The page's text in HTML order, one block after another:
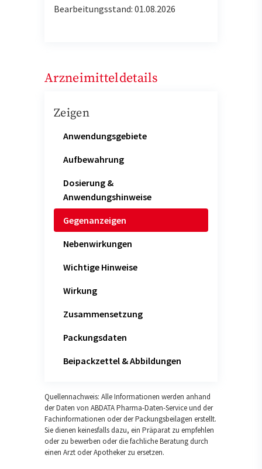
Bearbeitungsstand: 01.08.2026
Arzneimitteldetails
Zeigen
Anwendungsgebiete
Aufbewahrung
Dosierung &
Anwendungshinweise
Gegenanzeigen
Nebenwirkungen
Wichtige Hinweise
Wirkung
Zusammensetzung
Packungsdaten
Beipackzettel & Abbildungen
Quellennachweis: Alle Informationen werden anhand
der Daten von ABDATA Pharma-Daten-Service und der
Fachinformationen oder der Packungsbeilagen erstellt.
Sie dienen keinesfalls dazu, ein Präparat zu empfehlen
oder zu bewerben oder die fachliche Beratung durch
einen Arzt oder Apotheker zu ersetzen.